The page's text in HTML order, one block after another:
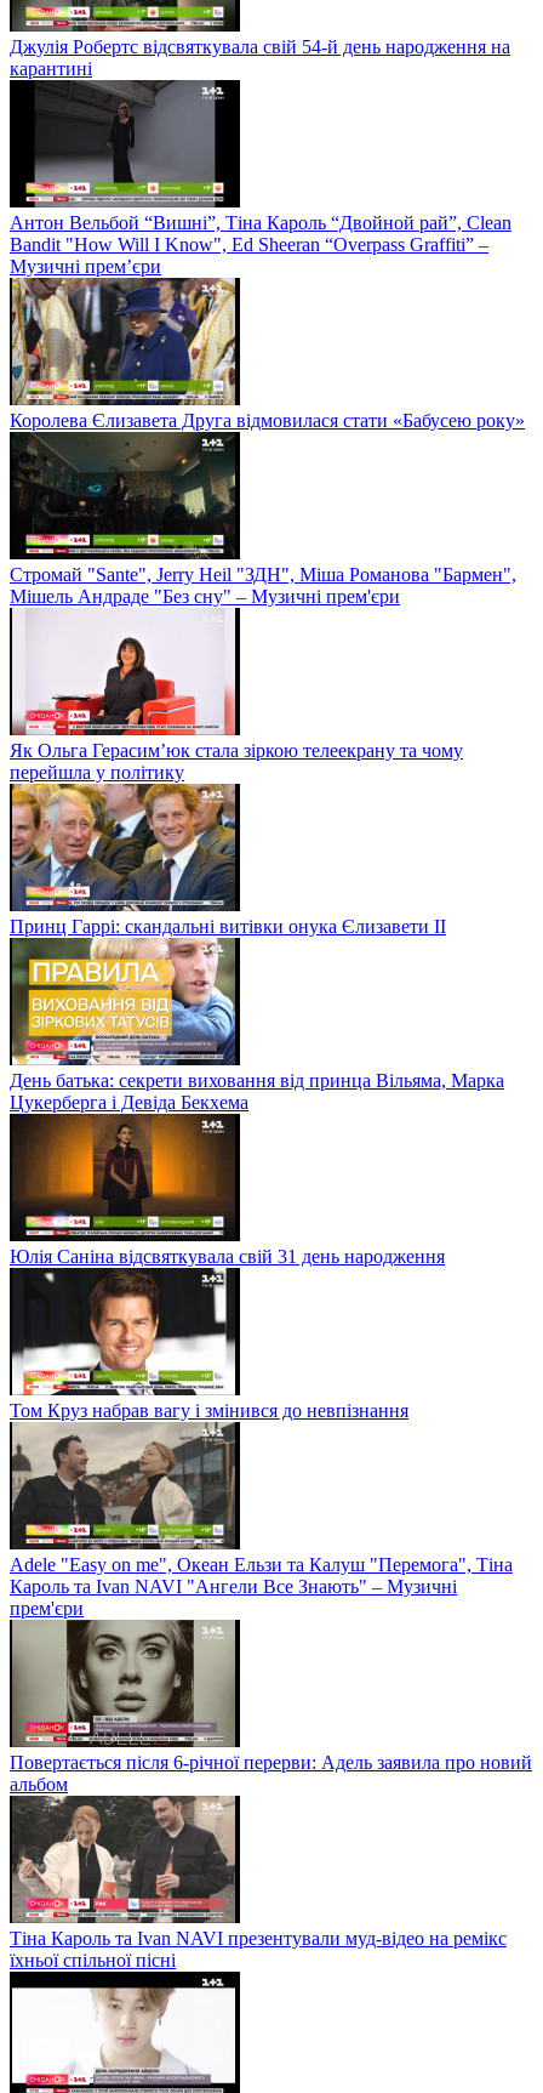
Джулія Робертс відсвяткувала свій 54-й день народження на
карантині
Антон Вельбой “Вишні”, Тіна Кароль “Двойной рай”, Clean
Bandit "How Will I Know", Ed Sheeran “Overpass Graffiti” –
Музичні прем’єри
Королева Єлизавета Друга відмовилася стати «Бабусею року»
Стромай "Sante", Jerry Heil "ЗДН", Міша Романова "Бармен",
Мішель Андраде "Без сну" – Музичні прем'єри
Як Ольга Герасим’юк стала зіркою телеекрану та чому
перейшла у політику
Принц Гаррі: скандальні витівки онука Єлизавети II
День батька: секрети виховання від принца Вільяма, Марка
Цукерберга і Девіда Бекхема
Юлія Саніна відсвяткувала свій 31 день народження
Том Круз набрав вагу і змінився до невпізнання
Adele "Easy on me", Океан Ельзи та Калуш "Перемога", Тіна
Кароль та Ivan NAVI "Ангели Все Знають" – Музичні
прем'єри
Повертається після 6-річної перерви: Адель заявила про новий
альбом
Тіна Кароль та Ivan NAVI презентували муд-відео на ремікс
їхньої спільної пісні